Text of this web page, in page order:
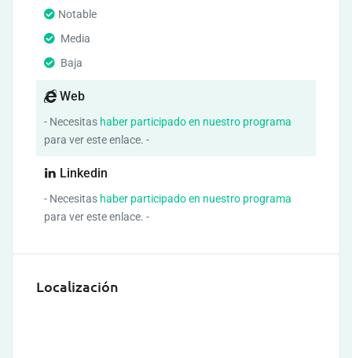
Notable
Media
Baja
Web
- Necesitas haber participado en nuestro programa
para ver este enlace. -
Linkedin
- Necesitas haber participado en nuestro programa
para ver este enlace. -
Localización